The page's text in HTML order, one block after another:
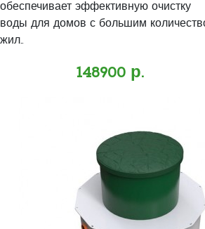
обеспечивает эффективную очистку
воды для домов с большим
жил..
148900 р.